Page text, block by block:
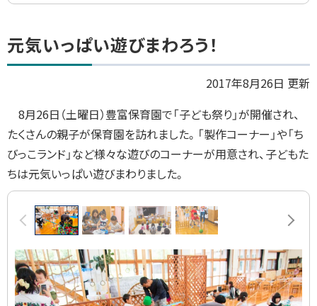
ト
ッ
る
元気いっぱい遊びまわろう！
2017年8月26日 更新
8月26日（土曜日）豊富保育園で「子ども祭り」が開催され、
たくさんの親子が保育園を訪れました。「製作コーナー」や「ち
びっこランド」など様々な遊びのコーナーが用意され、子どもた
ちは元気いっぱい遊びまわりました。
画
ラ
イ
ド
前へ 次へ